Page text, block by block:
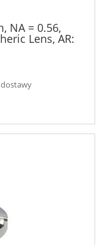
NA = 0.56,
Lens, AR:
dostawy